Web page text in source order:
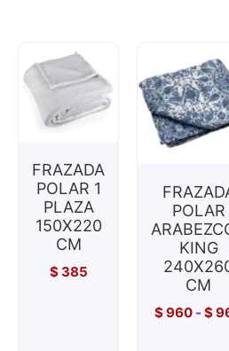
FRAZADA
POLAR 1
PLAZA
150X220
CM
$385
POLAR
KING
CM
$960 - $